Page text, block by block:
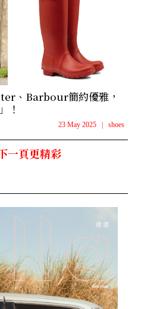
、Barbour簡約優雅，
！
23 May 2025 shoes
一頁更精彩